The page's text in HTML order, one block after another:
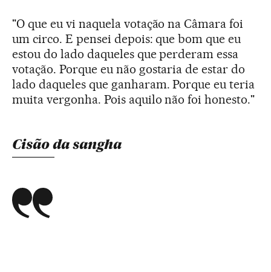
"O que eu vi naquela votação na Câmara foi
um circo. E pensei depois: que bom que eu
estou do lado daqueles que perderam essa
votação. Porque eu não gostaria de estar do
lado daqueles que ganharam. Porque eu teria
muita vergonha. Pois aquilo não foi honesto."
Cisão da sangha